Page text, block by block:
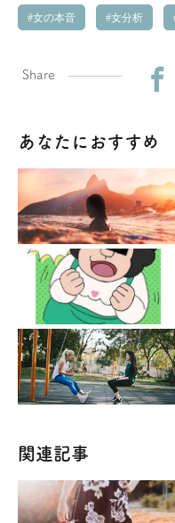
女の本音 女分析
Share
あなたにおすすめ
関連記事